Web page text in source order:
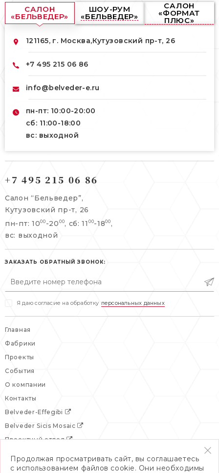
САЛОН
«БЕЛЬВЕДЕР»
ШОУ-РУМ
«БЕЛЬВЕДЕР»
САЛОН
«ФОРМАТ
ПЛЮС»
121165, г. Москва,Кутузовский пр-т, 26
+7 495 215 06 86
info@belveder-e.ru
пн-пт: 10:00-20:00
сб: 11:00-18:00
вс: выходной
info@belveder-e.ru
пн-пт: 10:00-20:00
сб, вс: выходной
Берсеневский переулок, 3/10с7
+7 495 477 45 43
info@belveder-e.ru
пн-пт: 10:00-19:00
сб: выходной
+7 495 215 06 86
Салон “Бельведер”,
Кутузовский пр-т, 26
пн-пт: 1000 -20 00, сб: 11 00-1800 ,
вс: выходной
ЗАКАЗАТЬ ОБРАТНЫЙ ЗВОНОК:
Я даю согласие на обработку персональных данных
Главная
Фабрики
Проекты
События
О компании
Контакты
Belveder-Effegibi
Belveder Sicis Mosaic
Проектный отдел
Продолжая просматривать сайт, вы соглашаетесь
с использованием файлов cookie. Они необходимы